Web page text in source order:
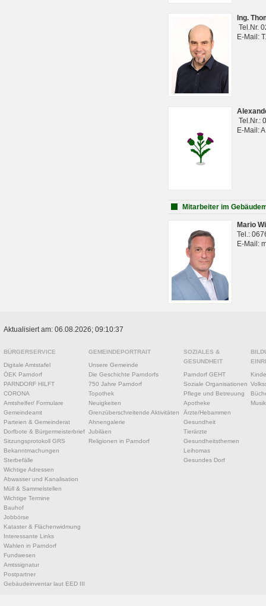
Ing.
Tel.Nr.
E-Mail:
Tel.Nr.:
E-Mail:
Mitarbeiter im
Mario
Tel.:
E-Mail:
Aktualisiert am: 06.08.2026; 09:10:37
BÜRGERSERVICE
Digitale Amtstafel
ÖEK Parndorf
PARNDORF HILFT
CORONA
Amtshelfer/ Formulare
Gemeindeamt
Parteien & Gemeinderat
Dorfbote & Bürgermeisterbrief
Sitzungsprotokoll GRS
Bekanntmachungen
Sterbefälle
Wichtige Adressen
Abwasser und Kanalisation
Müll & Sammelstellen
Wichtige Termine
Bauhof
Jobbörse
Kataster & Flächenwidmung
Interessante Links
Wahlen in Parndorf
Fundwesen
Amtssignatur
Postpartner
Gebäudeinventar laut EED III
GEMEINDEPORTRAIT
Unsere Gemeinde
Die Geschichte Parndorfs
750 Jahre Parndorf
Topothek
Neuigkeiten
Grenzüberschreitende Aktivitäten
Ahnengalerie
Jubiläen
Religionen in Parndorf
SOZIALES &
GESUNDHEIT
Parndorf GEHT
Soziale Organisationen
Pflege und Betreuung
Apotheke
Ärzte/Hebammen
Gesundheit
Tierärzte
Gesundheitsthemen
Leihomas
Gesundes Dorf